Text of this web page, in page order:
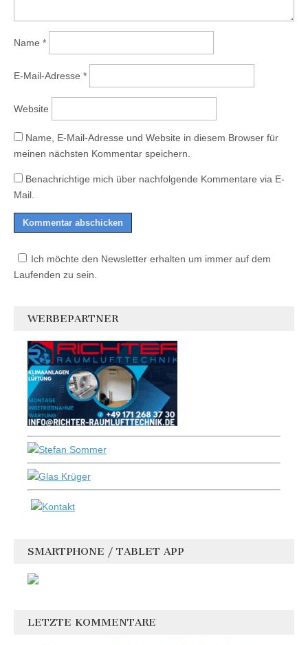
Name *
E-Mail-Adresse *
Website
Name, E-Mail-Adresse und Website in diesem Browser für
meinen nächsten Kommentar speichern.
Benachrichtige mich über nachfolgende Kommentare via E-
Mail.
Ich möchte den Newsletter erhalten um immer auf dem
Laufenden zu sein.
WERBEPARTNER
SMARTPHONE / TABLET APP
LETZTE KOMMENTARE